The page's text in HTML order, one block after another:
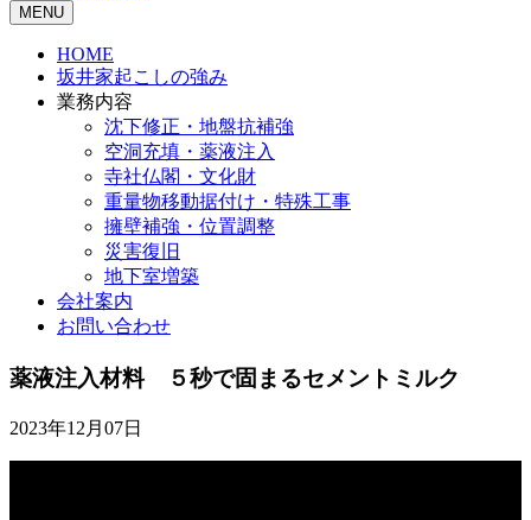
MENU
HOME
坂井家起こしの強み
業務内容
沈下修正・地盤抗補強
空洞充填・薬液注入
寺社仏閣・文化財
重量物移動据付け・特殊工事
擁壁補強・位置調整
災害復旧
地下室増築
会社案内
お問い合わせ
薬液注入材料 ５秒で固まるセメントミルク
2023年12月07日